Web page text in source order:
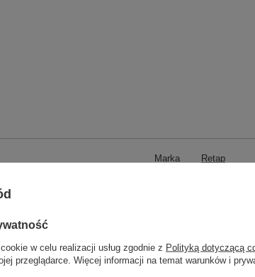
Marka Retap
Atrybut produktu: Kolor Light Blue
Szkło
w celu realizacji usług zgodnie z Polityką dotyczącą
przeglądarce. Więcej informacji na temat warunków i